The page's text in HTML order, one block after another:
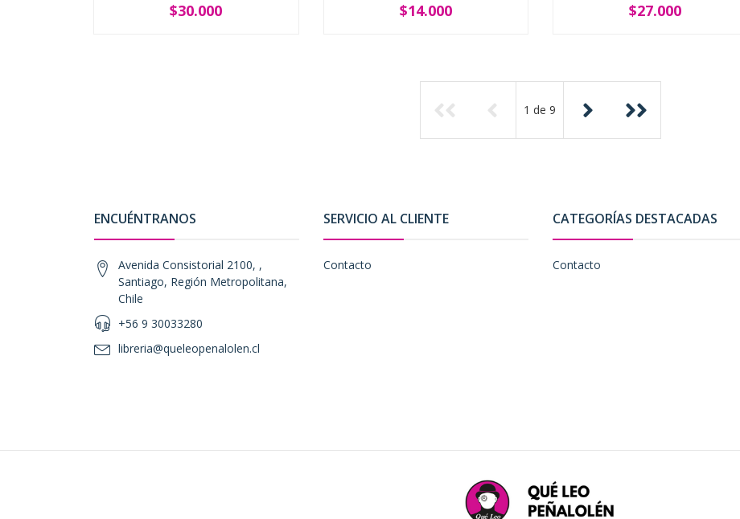
+
$30.000 +
$14.000 +
$27.000
1 de 9
ENCUÉNTRANOS
Avenida Consistorial 2100, ,
Santiago, Región Metropolitana,
Chile
+56 9 30033280
libreria@queleopenalolen.cl
SERVICIO AL CLIENTE
Contacto
CATEGORÍAS DESTACADAS
Contacto